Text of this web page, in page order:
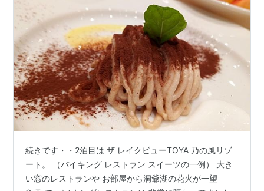
続きです・・2泊目は ザ レイクビューTOYA 乃の風リゾ
ート。 （バイキング レストラン スイーツの一例） 大き
い窓のレストランや お部屋から洞爺湖の花火が一望